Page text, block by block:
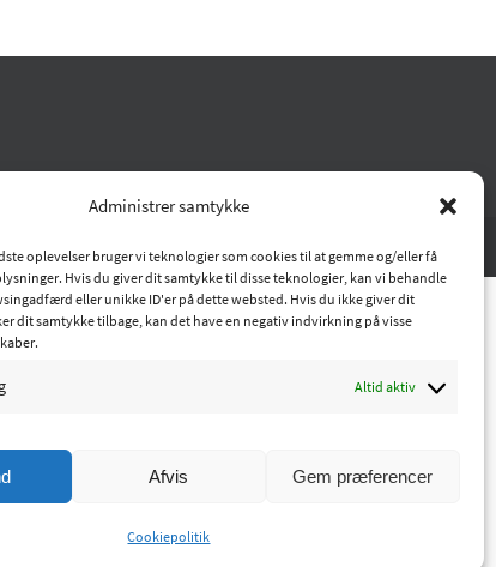
Administrer samtykke
oplevelser bruger vi teknologier som cookies til at gemme og/eller få
Hvis du giver dit samtykke til disse teknologier, kan vi behandle
eller unikke ID'er på dette websted. Hvis du ikke giver dit
dit samtykke tilbage, kan det have en negativ indvirkning på visse
Altid aktiv
Afvis Gem præferencer
Cookiepolitik